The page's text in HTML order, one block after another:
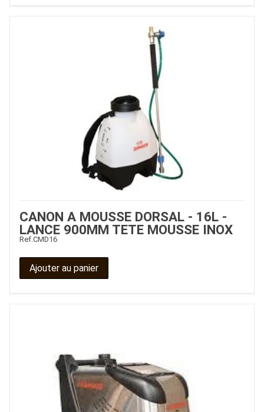
CANON A MOUSSE DORSAL - 16L -
LANCE 900MM TETE MOUSSE INOX
Ref. CMD16
Ajouter au panier